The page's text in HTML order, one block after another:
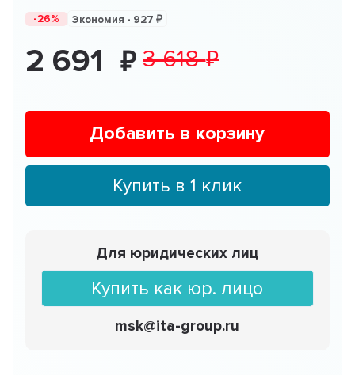
-26% Экономия - 927
2 691 3 618
Добавить в корзину
Купить в 1 клик
Для юридических лиц
Купить как юр. лицо
msk@ita-group.ru